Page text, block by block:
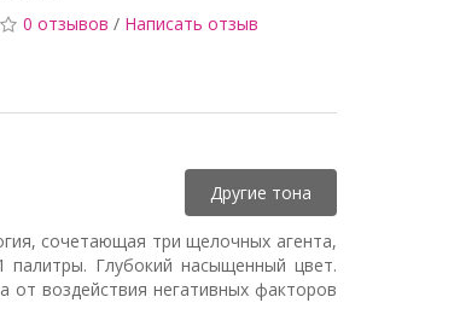
0 отзывов / Написать отзыв
Другие тона
сочетающая три щелочных агента,
Глубокий насыщенный цвет.
воздействия негативных факторов